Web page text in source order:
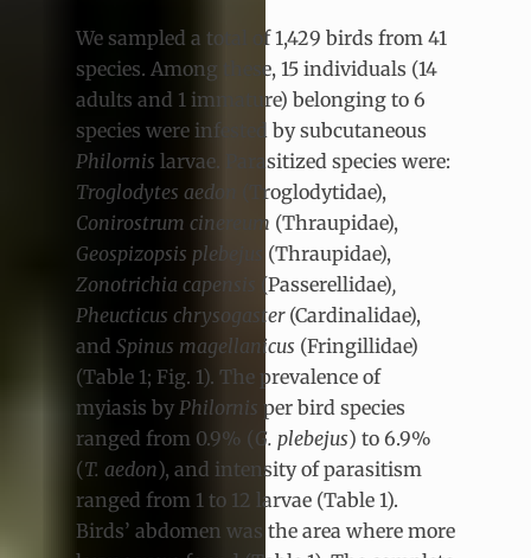
We sampled a total of 1,429 birds from 41
species. Among these, 15 individuals (14
adults and 1 immature) belonging to 6
species were infested by subcutaneous
Philornis larvae. Parasitized species were:
Troglodytes aedon
(Troglodytidae),
Conirostrum cinereum (Thraupidae),
Geospizopsis plebejus
(Thraupidae),
Zonotrichia capensis
(Passerellidae),
Pheucticus chrysogaster(Cardinalidae),
and Spinus magellanicus (Fringillidae)
(Table 1; Fig. 1). The prevalence of
myiasis by Philornis per bird species
ranged from 0.9% (G. plebejus) to 6.9%
(T. aedon), and intensity of parasitism
ranged from 1 to 12 larvae (Table 1).
Birds’ abdomen was the area where more